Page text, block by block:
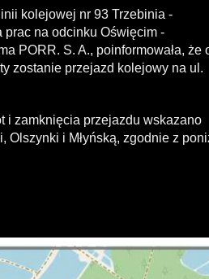
kolejowej nr 93 Trzebinia -
na odcinku Oświęcim -
PORR. S. A., poinformowała, że
zostanie przejazd kolejowy na ul.
i zamknięcia przejazdu wskazano
i Młyńską, zgodnie z